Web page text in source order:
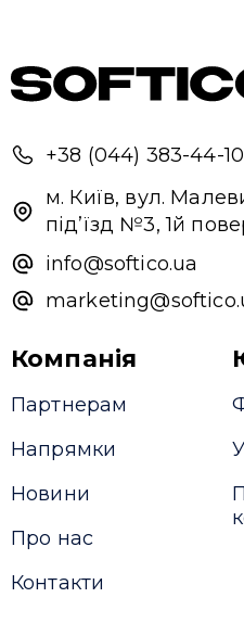
+38 (044) 383-44-10
м. Київ, вул.
під’їзд №3, 1й
info@softico.ua
Компанія
Партнерам
Напрямки
Новини
Про нас
Контакти